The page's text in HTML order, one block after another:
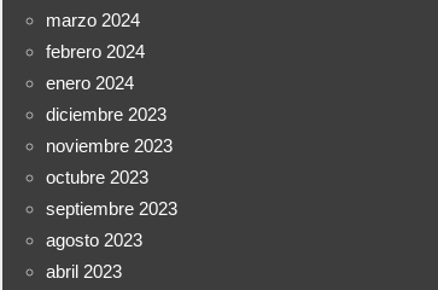
marzo 2024
febrero 2024
enero 2024
diciembre 2023
noviembre 2023
octubre 2023
septiembre 2023
agosto 2023
abril 2023